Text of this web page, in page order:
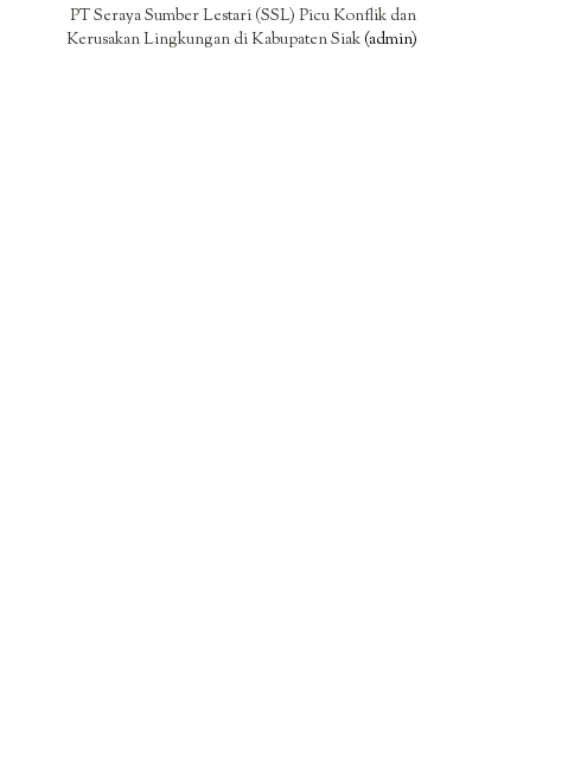
PT Seraya Sumber Lestari (SSL) Picu Konflik dan
Kerusakan Lingkungan di Kabupaten Siak(admin)